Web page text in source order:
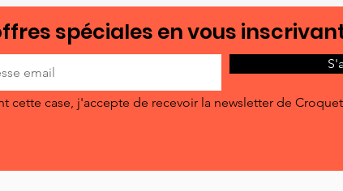
spéciales en vous
cette case, j'accepte de recevoir la newsletter de